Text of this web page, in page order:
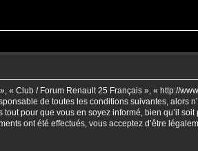
Club / Forum Renault 25 Français », « http://
de toutes les conditions suivantes, alors
pour que vous en soyez informé, bien qu’il
ont été effectués, vous acceptez d’être